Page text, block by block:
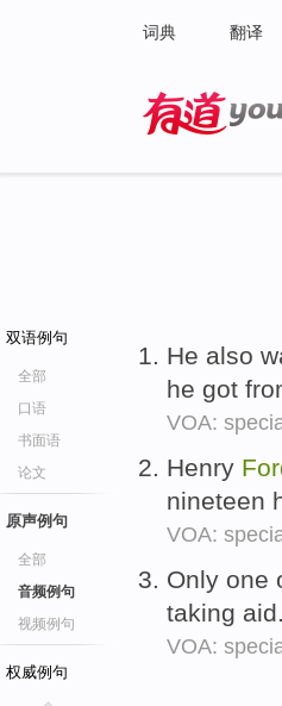
词典 翻译
双语例句
全部
口语
书面语
论文
原声例句
全部
音频例句
视频例句
权威例句
He also
he got
VOA:
Henry
nineteen
VOA:
Only one
taking aid.
VOA: